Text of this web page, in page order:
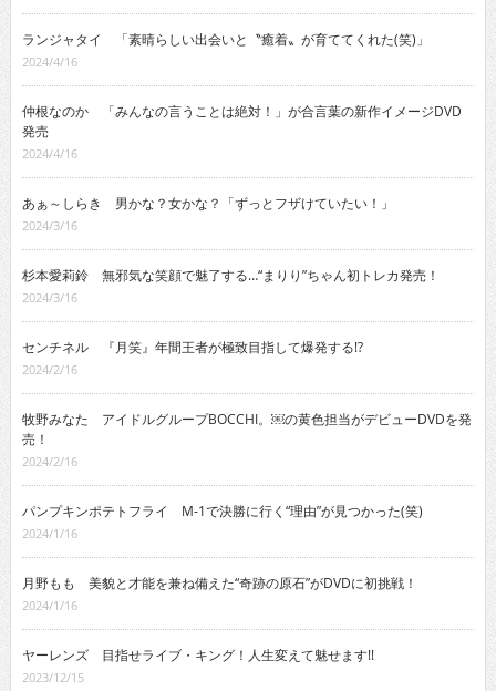
ランジャタイ 「素晴らしい出会いと〝癒着〟が育ててくれた(笑)」
2024/4/16
仲根なのか 「みんなの言うことは絶対！」が合言葉の新作イメージDVD
発売
2024/4/16
あぁ～しらき 男かな？女かな？「ずっとフザけていたい！」
2024/3/16
杉本愛莉鈴 無邪気な笑顔で魅了する…“まりり”ちゃん初トレカ発売！
2024/3/16
センチネル 『月笑』年間王者が極致目指して爆発する!?
2024/2/16
牧野みなた アイドルグループBOCCHI。￼の黄色担当がデビューDVDを発
売！
2024/2/16
パンプキンポテトフライ M-1で決勝に行く“理由”が見つかった(笑)
2024/1/16
月野もも 美貌と才能を兼ね備えた“奇跡の原石”がDVDに初挑戦！
2024/1/16
ヤーレンズ 目指せライブ・キング！人生変えて魅せます!!
2023/12/15